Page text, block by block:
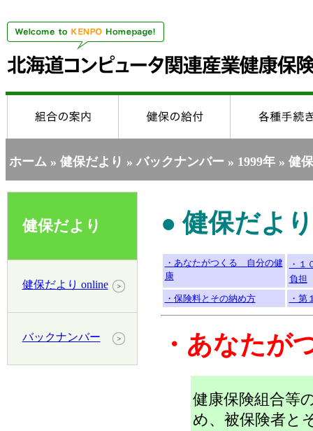
ホーム» 健保だより » バックナンバー » 1999年» 健
健保だより
健保だより online
バックナンバー
● 健保だよ
・あなたがつくる 自分の健
康
・１
負担
・ 保険料とその納め方 ・第
・ あなたが
健康保険組合等
め、被保険者と